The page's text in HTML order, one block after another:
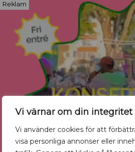
Vi värnar om din integritet
Vi använder cookies för att
visa personliga annonser eller
Reklam